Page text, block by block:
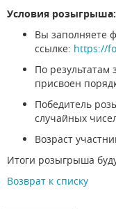
Условия розыгрыша:
Вы заполняете
ссылке: https://
По
присвоен
Победитель
случайных
Возраст
Итоги розыгрыша
Возврат к списку